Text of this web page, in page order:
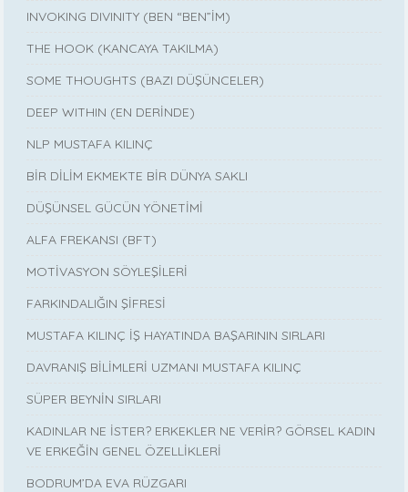
INVOKING DIVINITY (BEN “BEN”İM)
THE HOOK (KANCAYA TAKILMA)
SOME THOUGHTS (BAZI DÜŞÜNCELER)
DEEP WITHIN (EN DERİNDE)
NLP MUSTAFA KILINÇ
BİR DİLİM EKMEKTE BİR DÜNYA SAKLI
DÜŞÜNSEL GÜCÜN YÖNETİMİ
ALFA FREKANSI (BFT)
MOTİVASYON SÖYLEŞİLERİ
FARKINDALIĞIN ŞİFRESİ
MUSTAFA KILINÇ İŞ HAYATINDA BAŞARININ SIRLARI
DAVRANIŞ BİLİMLERİ UZMANI MUSTAFA KILINÇ
SÜPER BEYNİN SIRLARI
KADINLAR NE İSTER? ERKEKLER NE VERİR? GÖRSEL KADIN
VE ERKEĞİN GENEL ÖZELLİKLERİ
BODRUM’DA EVA RÜZGARI